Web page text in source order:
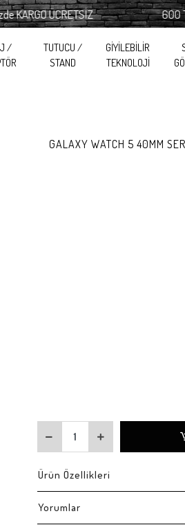
ÜCRETSİZ 600 TL
/
TUTUCU /
STAND
GİYİLEBİLİR
TEKNOLOJİ
GALAXY WATCH 5 40MM
Ürün Özellikleri
Yorumlar